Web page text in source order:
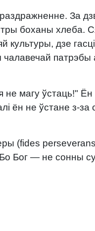
За
тры боханы хлеба.
культуры, дзе
чалавечай
не магу ўстаць!"
ён не ўстане з-за
(fides
Бог — не сонны